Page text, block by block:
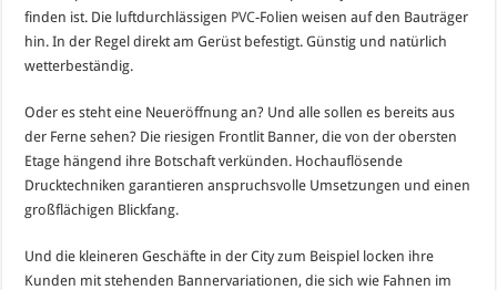
finden ist. Die luftdurchlässigen PVC-Folien weisen auf den Bauträger
hin. In der Regel direkt am Gerüst befestigt. Günstig und natürlich
wetterbeständig.
Oder es steht eine Neueröffnung an? Und alle sollen es bereits aus
der Ferne sehen? Die riesigen Frontlit Banner, die von der obersten
Etage hängend ihre Botschaft verkünden. Hochauflösende
Drucktechniken garantieren anspruchsvolle Umsetzungen und einen
großflächigen Blickfang.
Und die kleineren Geschäfte in der City zum Beispiel locken ihre
Kunden mit stehenden Bannervariationen, die sich wie Fahnen im